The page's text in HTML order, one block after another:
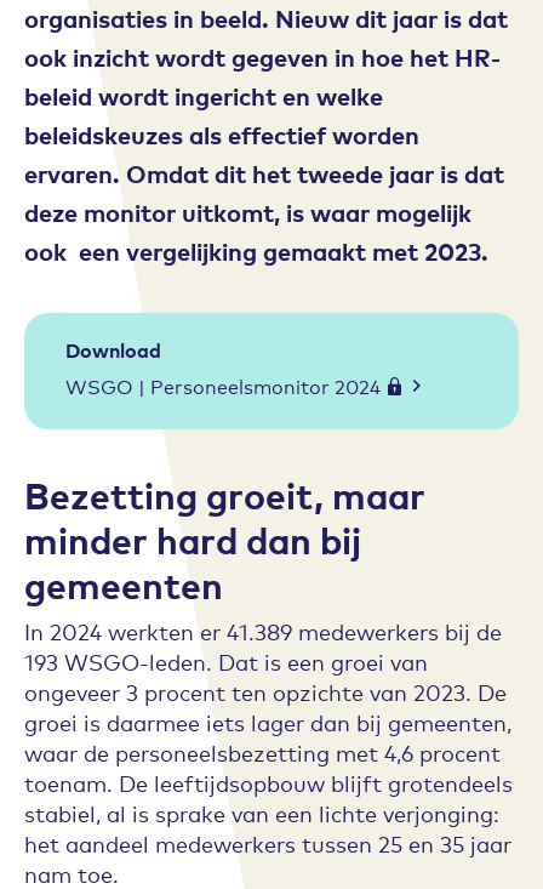
organisaties in beeld. Nieuw dit jaar is dat
ook inzicht wordt gegeven in hoe het HR-
beleid wordt ingericht en welke
beleidskeuzes als effectief worden
ervaren. Omdat dit het tweede jaar is dat
deze monitor uitkomt, is waar mogelijk
ook een vergelijking gemaakt met 2023.
Download
WSGO | Personeelsmonitor 2024
Bezetting groeit, maar
minder hard dan bij
gemeenten
In 2024 werkten er 41.389 medewerkers bij de
193 WSGO-leden. Dat is een groei van
ongeveer 3 procent ten opzichte van 2023. De
groei is daarmee iets lager dan bij gemeenten,
waar de personeelsbezetting met 4,6 procent
toenam. De leeftijdsopbouw blijft grotendeels
stabiel, al is sprake van een lichte verjonging:
het aandeel medewerkers tussen 25 en 35 jaar
nam toe.